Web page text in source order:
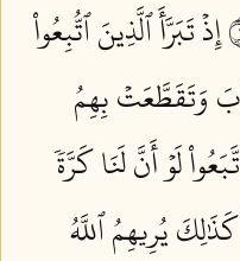
إِذۡ تَبَرَّأَ ٱلَّذِينَ ٱتُّبِعُواْ
وَتَقَطَّعَتۡ بِهِمُ
لَوۡ أَنَّ لَنَا كَرَّةٗ
يُرِيهِمُ ٱللَّهُ